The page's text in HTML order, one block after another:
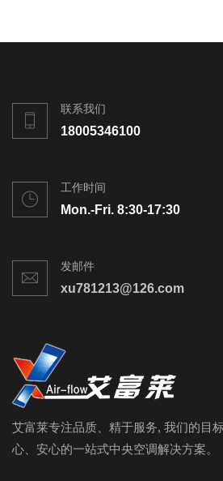
联系我们
18005346100
工作时间
Mon.-Fri. 8:30-17:30
发邮件
xu781213@126.com
艾富莱专注品质、精于服务, 我们的目
心、安心的一站式中央空调解决方案。